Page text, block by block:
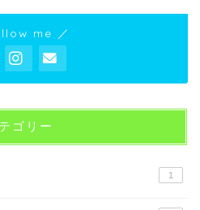
me ／
ゴリー
1